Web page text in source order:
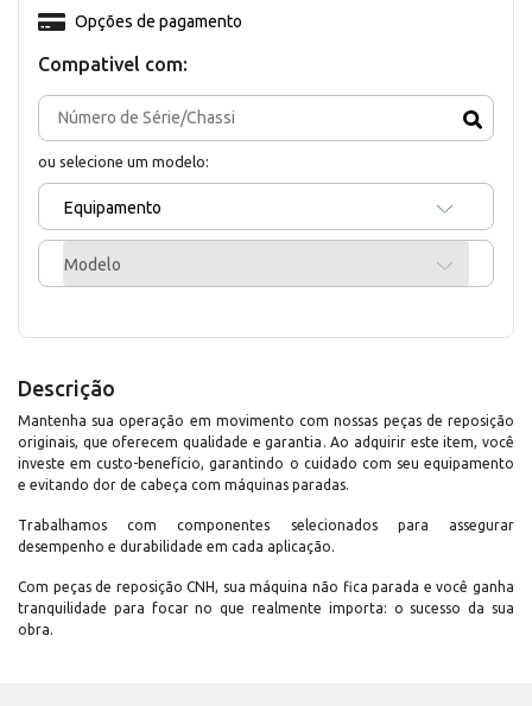
Compativel com:
ou selecione um modelo:
Equipamento
Modelo
Opções de pagamento
Descrição
Mantenha sua operação em movimento com nossas peças de reposição
originais, que oferecem qualidade e garantia. Ao adquirir este item, você
investe em custo-benefício, garantindo o cuidado com seu equipamento
e evitando dor de cabeça com máquinas paradas.
Trabalhamos com componentes selecionados para assegurar
desempenho e durabilidade em cada aplicação.
Com peças de reposição CNH, sua máquina não fica parada e você ganha
tranquilidade para focar no que realmente importa: o sucesso da sua
obra.